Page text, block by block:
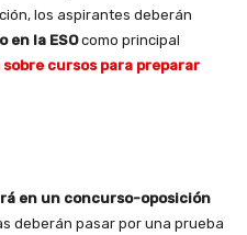
los aspirantes deberán
en la ESOcomo principal
cursos para preparar
en un concurso-oposición
deberán pasar por una prueba